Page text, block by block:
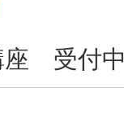
座 受付中